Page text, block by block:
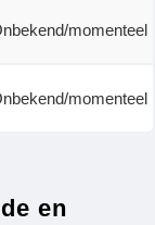
momenteel
momenteel
en